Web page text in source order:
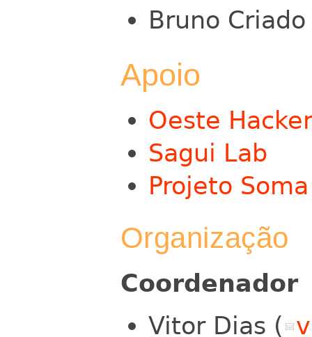
Bruno
Apoio
Oeste
Sagui Lab
Projeto Soma
Organização
Coordenador
Vitor Dias (